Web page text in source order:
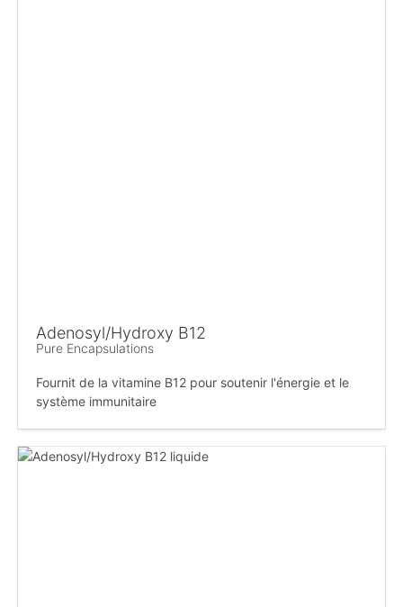
Adenosyl/Hydroxy B12
Pure Encapsulations
Fournit de la vitamine B12 pour soutenir l'énergie et le
système immunitaire